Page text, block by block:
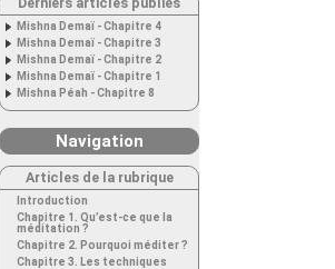
Mishna Demaï - Chapitre 4
Mishna Demaï - Chapitre 3
Mishna Demaï - Chapitre 2
Mishna Demaï - Chapitre 1
Mishna Péah - Chapitre 8
Navigation
Articles de la rubrique
Introduction
Chapitre 1. Qu’est-ce que la
méditation ?
Chapitre 2. Pourquoi méditer ?
Chapitre 3. Les techniques